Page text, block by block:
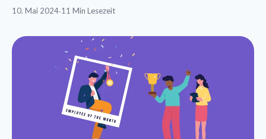
10. Mai 2024·11 Min Lesezeit